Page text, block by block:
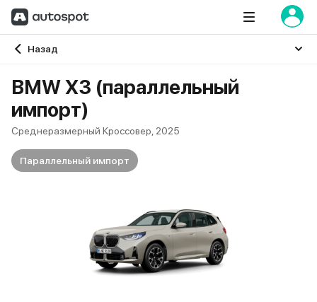
Назад
Главная
BMW X3 (параллельный
импорт)
Среднеразмерный Кроссовер, 2025
Параллельный импорт